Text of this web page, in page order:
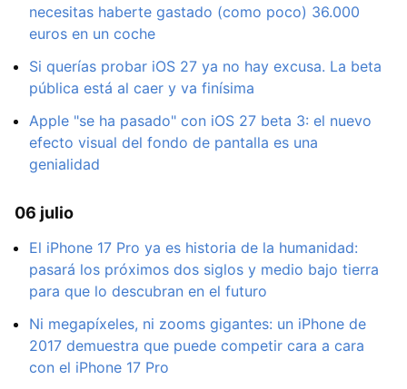
necesitas haberte gastado (como poco) 36.000
euros en un coche
Si querías probar iOS 27 ya no hay excusa. La beta
pública está al caer y va finísima
Apple "se ha pasado" con iOS 27 beta 3: el nuevo
efecto visual del fondo de pantalla es una
genialidad
06 julio
El iPhone 17 Pro ya es historia de la humanidad:
pasará los próximos dos siglos y medio bajo tierra
para que lo descubran en el futuro
Ni megapíxeles, ni zooms gigantes: un iPhone de
2017 demuestra que puede competir cara a cara
con el iPhone 17 Pro